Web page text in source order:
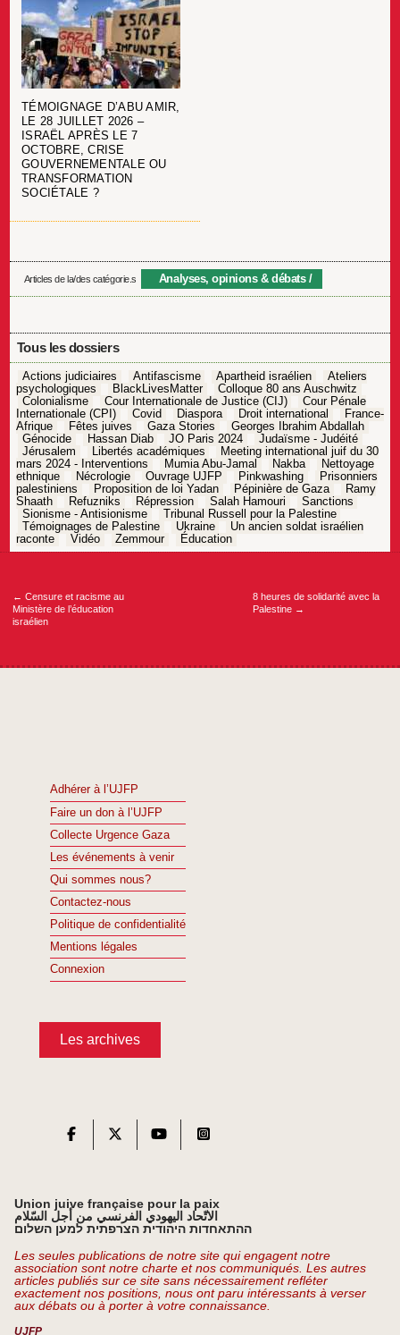
TÉMOIGNAGE D’ABU AMIR,
LE 28 JUILLET 2026 –
ISRAËL APRÈS LE 7
OCTOBRE, CRISE
GOUVERNEMENTALE OU
TRANSFORMATION
SOCIÉTALE ?
Articles de la/des catégorie.s Analyses, opinions & débats
Tous les dossiers
Actions judiciaires Antifascisme Apartheid israélien
Ateliers
psychologiques
BlackLivesMatter
Colloque 80 ans Auschwitz
Colonialisme
Cour Internationale de Justice (CIJ)
Cour Pénale
Internationale (CPI)
Covid Diaspora Droit international
France-
Afrique
Fêtes juives Gaza Stories
Georges Ibrahim Abdallah
Génocide
Hassan Diab JO Paris 2024
Judaïsme - Judéité
Jérusalem
Libertés académiques
Meeting international juif du 30
mars 2024 - Interventions
Mumia Abu-Jamal Nakba
Nettoyage
ethnique
Nécrologie Ouvrage UJFP Pinkwashing
Prisonniers
palestiniens
Proposition de loi Yadan Pépinière de Gaza
Ramy
Shaath
Refuzniks Répression Salah Hamouri
Sanctions
Sionisme - Antisionisme
Tribunal Russell pour la Palestine
Témoignages de Palestine
Ukraine
Un ancien soldat israélien
raconte
Vidéo Zemmour Éducation
Navigation
← Censure et racisme au
Ministère de l’éducation
israélien
8 heures de solidarité avec la
Palestine →
Adhérer à l’UJFP
Faire un don à l’UJFP
Collecte Urgence Gaza
Les événements à venir
Qui sommes nous?
Contactez-nous
Politique de confidentialité
Mentions légales
Connexion
Les archives
Union juive française pour la paix
الاتّحاد اليهودي الفرنسي من أجل السّلام
ההתאחדות היהודית הצרפתית למען השלום
Les seules publications de notre site qui engagent notre
association sont notre charte et nos communiqués. Les autres
articles publiés sur ce site sans nécessairement refléter
exactement nos positions, nous ont paru intéressants à verser
aux débats ou à porter à votre connaissance.
UJFP